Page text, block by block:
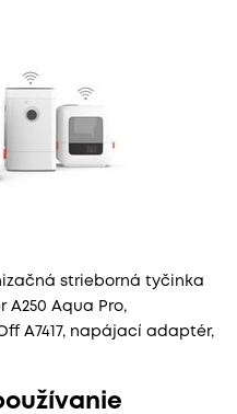
strieborná tyčinka
A250 Aqua Pro,
A7417, napájací adaptér,